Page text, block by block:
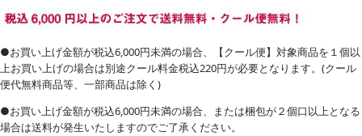
●お買い上げ金額が税込6,000円未満の場合、【クール便】対象商品を１個以
上お買い上げの場合は別途クール料金税込220円が必要となります。(クール
便代無料商品等、一部商品は除く)
●お買い上げ金額が税込6,000円未満の場合、または梱包が２個口以上となる
場合は送料が発生いたしますのでご了承ください。